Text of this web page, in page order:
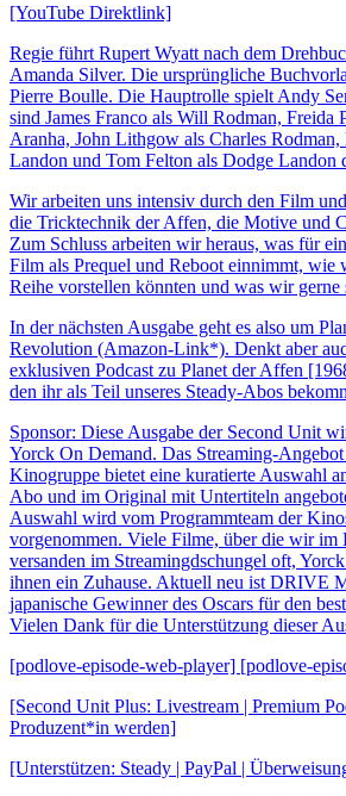
[YouTube Direktlink]
Regie führt Rupert Wyatt nach dem
Amanda Silver. Die ursprüngliche
Pierre Boulle. Die Hauptrolle spielt Andy
sind James Franco als Will Rodman, Freida
Aranha, John Lithgow als Charles
Landon und Tom Felton als Dodge Landon
Wir arbeiten uns intensiv durch den Film
die Tricktechnik der Affen, die Motive und
Zum Schluss arbeiten wir heraus, was für
Film als Prequel und Reboot einnimmt, wie
Reihe vorstellen könnten und was wir gerne
In der nächsten Ausgabe geht es also um
Revolution (Amazon-Link*). Denkt aber
exklusiven Podcast zu Planet der Affen
den ihr als Teil unseres Steady-Abos
Sponsor: Diese Ausgabe der Second Unit
Yorck On Demand. Das Streaming-
Kinogruppe bietet eine kuratierte Auswahl
Abo und im Original mit Untertiteln
Auswahl wird vom Programmteam der
vorgenommen. Viele Filme, über die wir im
versanden im Streamingdschungel oft,
ihnen ein Zuhause. Aktuell neu ist DRIVE
japanische Gewinner des Oscars für den
Vielen Dank für die Unterstützung dieser
[podlove-episode-web-player] [podlove-
[Second Unit Plus: Livestream | Premium
Produzent*in werden]
[Unterstützen: Steady | PayPal |